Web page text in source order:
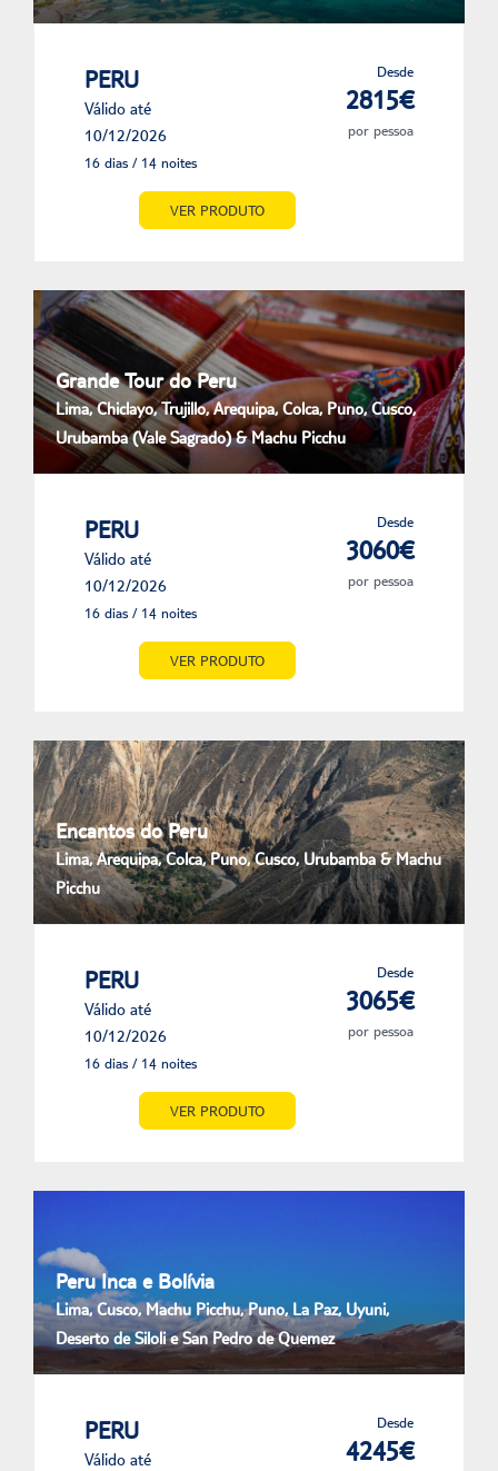
PERU
Válido até
10/12/2026
16 dias / 14 noites
Desde
2815€
por pessoa
VER PRODUTO
Grande Tour do Peru
Lima, Chiclayo, Trujillo, Arequipa, Colca, Puno, Cusco,
Urubamba (Vale Sagrado) & Machu Picchu
PERU
Válido até
10/12/2026
16 dias / 14 noites
Desde
3060€
por pessoa
VER PRODUTO
Encantos do Peru
Lima, Arequipa, Colca, Puno, Cusco, Urubamba & Machu
Picchu
PERU
Válido até
10/12/2026
16 dias / 14 noites
Desde
3065€
por pessoa
VER PRODUTO
Peru Inca e Bolívia
Lima, Cusco, Machu Picchu, Puno, La Paz, Uyuni,
Deserto de Siloli e San Pedro de Quemez
PERU
Válido até
Desde
4245€